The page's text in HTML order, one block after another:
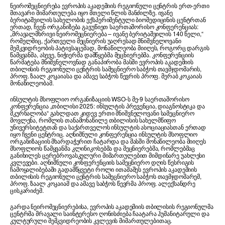
ნეირომეცნიერება ევროპის აკადემიის რეგიონული ცენტრის ერთ-ერთი
მთავარი მიმართულება იყო მთელი წლის მანძილზე. ივანე
ბერიტაშვილის სახელობის ექსპერიმენტული ბიომედიცინის ცენტრთან
ერთად, ჩვენ ორგანიზება გავუწიეთ საერთაშორისო კონფერენციას:
„მრავალმხრივი ნეირომეცნიერება – ივანე ბერიტაშვილის 140 წელი,“
რომელშიც, ქართველი მეცნიერის უაღრესად მნიშვნელოვანი
მემკვიდრეობის პატივსაცემად, მონაწილეობა მიიღეს, როგორც დარგის
წამყვანმა, ასევე, ნიჭიერმა დამწყებმა მეცნიერებმა. კონფერენციის
წარმატება მნიშვნელოვნად განაპირობა მასში ევროპის აკადემიის
თბილისის რეგიონული ცენტრის სამეცნიერო საბჭოს თავმჯდომარის,
პროფ. ზაალ კოკაიასა და ამავე საბჭოს წევრის პროფ. მერაბ კოკაიას
მონაწილეობამ.
ინსულტის მსოფლიო ორგანიზაციის WSO-ს მე-9 საერთაშორისო
კონფერენცია „თბილისი 2025: ინსულტის პრევენცია, დიაგნოსტიკა და
მკურნალობა“ გახლდათ კიდევ ერთი მნიშვნელოვანი სამეცნიერო
მოვლენა, რომლის თანამონაწილე თბილისის სახელმწიფო
უნივერსიტეტთან და საქართველოს ინსულტის ასოციაციასთან ერთად
იყო ჩვენი ცენტრიც. აღნიშნული კონფერენცია ინსულტის მსოფლიო
ორგანიზაციის მხარდაჭერით ჩატარდა და მასში მონაწილეობა მიიღეს
მსოფლიოს წამყვანმა კლინიკოსებმა და მეცნიერებმა, რომლებმაც
განიხილეს ცერებროვასკულური მიმართულებით მიმდინარე უახლესი
კვლევები. აღნიშნული კონფერენციის სამეცნიერო დღის წესრიგის
ჩამოყალიბებაში გადამწყვეტი როლი ითამაშეს ევროპის აკადემიის
თბილისის რეგიონული ცენტრის სამეცნიერო საბჭოს თავმჯდომარემ,
პროფ. ზაალ კოკაიამ და ამავე საბჭოს წევრმა პროფ. ალექსანდრე
ცისკარიძემ.
გარდა ნეირომეცნიერებისა, ევროპის აკადემიის თბილისის რეგიონულმა
ცენტრმა მრავალი საინტერესო ღონისძიება ჩაატარა ჰუმანიტარული და
კულტურული მემკვიდრეობის კვლევის მიმართულებითაც.